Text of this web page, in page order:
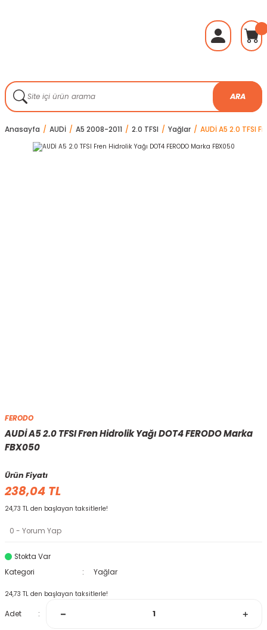
ARA
Anasayfa AUDİ A5 2008-2011 2.0 TFSI Yağlar AUDİ A5 2.0 TFSI
FERODO
AUDİ A5 2.0 TFSI Fren Hidrolik Yağı DOT4 FERODO Marka
FBX050
Ürün Fiyatı
238,04 TL
24,73 TL den başlayan taksitlerle!
0 - Yorum Yap
Stokta Var
Kategori
Yağlar
24,73 TL den başlayan taksitlerle!
Adet